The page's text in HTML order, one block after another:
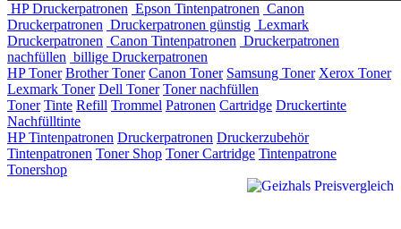
HP Druckerpatronen Epson Tintenpatronen Canon
Druckerpatronen Druckerpatronen günstig Lexmark
Druckerpatronen Canon Tintenpatronen Druckerpatronen
nachfüllen billige Druckerpatronen
HP Toner Brother Toner Canon Toner Samsung Toner Xerox Toner
Lexmark Toner Dell Toner Toner nachfüllen
Toner Tinte Refill Trommel Patronen Cartridge Druckertinte
Nachfülltinte
HP Tintenpatronen Druckerpatronen Druckerzubehör
Tintenpatronen Toner Shop Toner Cartridge Tintenpatrone
Tonershop